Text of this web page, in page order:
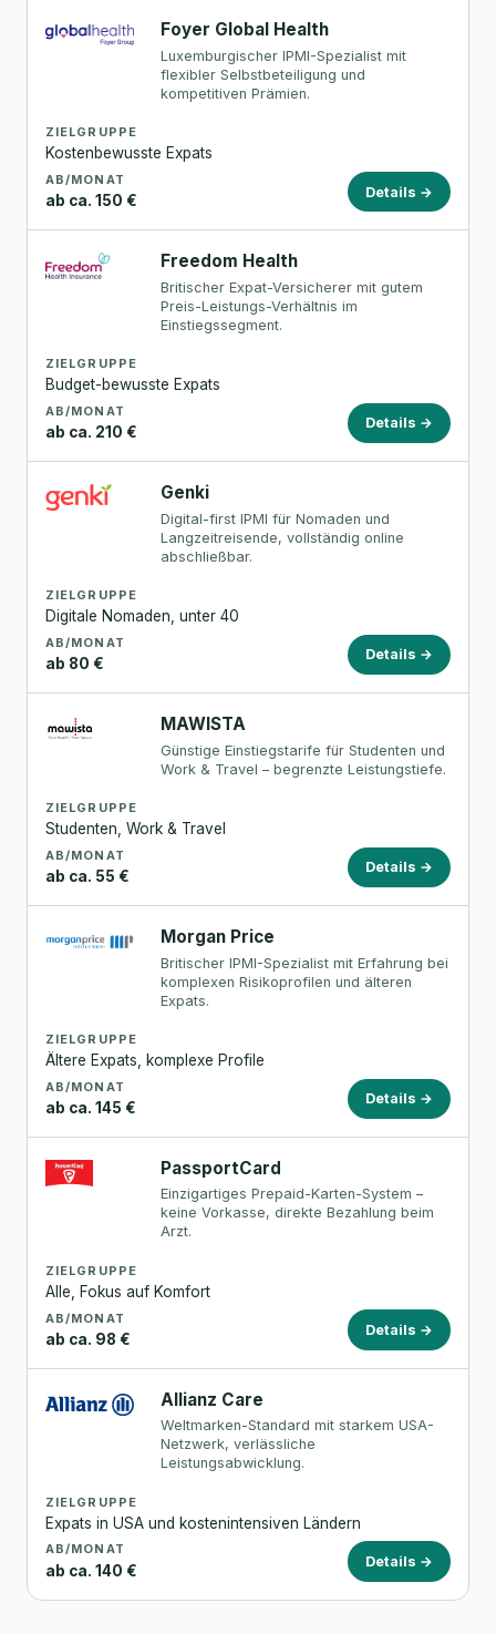
Foyer Global Health
Luxemburgischer IPMI-Spezialist mit
flexibler Selbstbeteiligung und
kompetitiven Prämien.
ZIELGRUPPE
Kostenbewusste Expats
AB/MONAT
ab ca. 150 €
Details →
Freedom Health
Britischer Expat-Versicherer mit gutem
Preis-Leistungs-Verhältnis im
Einstiegssegment.
ZIELGRUPPE
Budget-bewusste Expats
AB/MONAT
ab ca. 210 €
Details →
Genki
Digital-first IPMI für Nomaden und
Langzeitreisende, vollständig online
abschließbar.
ZIELGRUPPE
Digitale Nomaden, unter 40
AB/MONAT
ab 80 €
Details →
MAWISTA
Günstige Einstiegstarife für Studenten und
Work & Travel – begrenzte Leistungstiefe.
ZIELGRUPPE
Studenten, Work & Travel
AB/MONAT
ab ca. 55 €
Details →
Morgan Price
Britischer IPMI-Spezialist mit Erfahrung bei
komplexen Risikoprofilen und älteren
Expats.
ZIELGRUPPE
Ältere Expats, komplexe Profile
AB/MONAT
ab ca. 145 €
Details →
PassportCard
Einzigartiges Prepaid-Karten-System –
keine Vorkasse, direkte Bezahlung beim
Arzt.
ZIELGRUPPE
Alle, Fokus auf Komfort
AB/MONAT
ab ca. 98 €
Details →
Allianz Care
Weltmarken-Standard mit starkem USA-
Netzwerk, verlässliche
Leistungsabwicklung.
ZIELGRUPPE
Expats in USA und kostenintensiven Ländern
AB/MONAT
ab ca. 140 €
Details →